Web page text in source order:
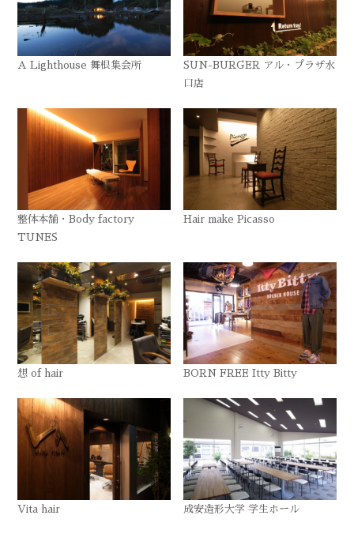
A Lighthouse 舞根集会所
SUN-BURGER アル・プラザ水
口店
整体本舗・Body factory
TUNES
Hair make Picasso
想 of hair BORN FREE Itty Bitty
Vita hair 成安造形大学 学生ホール